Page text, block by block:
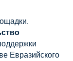
Евразийского